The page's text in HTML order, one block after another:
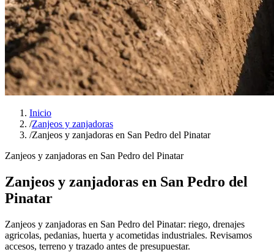
Inicio
/Zanjeos y zanjadoras
/Zanjeos y zanjadoras en San Pedro del Pinatar
Zanjeos y zanjadoras en San Pedro del Pinatar
Zanjeos y zanjadoras en San Pedro del
Pinatar
Zanjeos y zanjadoras en San Pedro del Pinatar: riego, drenajes
agricolas, pedanias, huerta y acometidas industriales. Revisamos
accesos, terreno y trazado antes de presupuestar.